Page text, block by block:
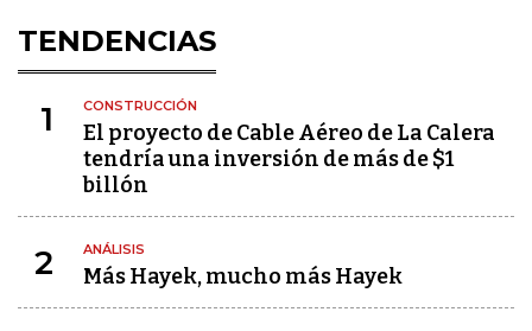
TENDENCIAS
1 CONSTRUCCIÓN
El proyecto de Cable Aéreo de La Calera
tendría una inversión de más de $1
billón
2 ANÁLISIS
Más Hayek, mucho más Hayek